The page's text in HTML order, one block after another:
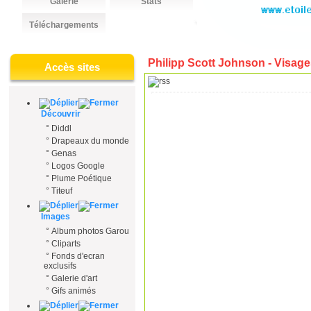
Téléchargements
Accès sites
Découvrir
° Diddl
° Drapeaux du monde
° Genas
° Logos Google
° Plume Poétique
° Titeuf
Images
° Album photos Garou
° Cliparts
° Fonds d'ecran
exclusifs
° Galerie d'art
° Gifs animés
Philipp Scott Johnson -